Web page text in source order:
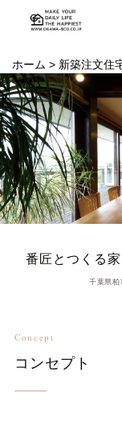
ホーム > 新築注文住
番匠とつくる
千葉県柏
Concept
コンセプト